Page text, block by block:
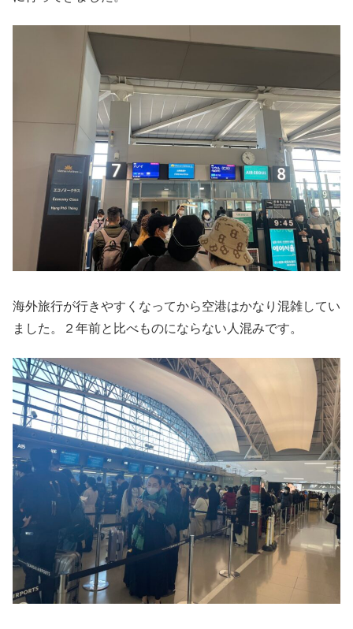
海外旅行が行きやすくなってから空港はかなり混雑してい
ました。２年前と比べものにならない人混みです。